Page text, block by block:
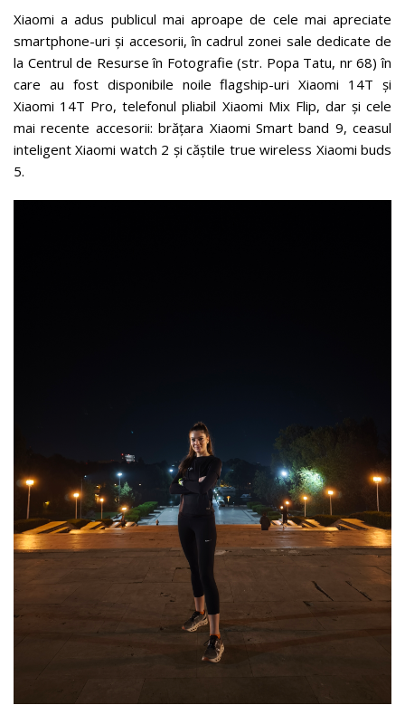
Xiaomi a adus publicul mai aproape de cele mai apreciate
smartphone-uri și accesorii, în cadrul zonei sale dedicate de
la Centrul de Resurse în Fotografie (str. Popa Tatu, nr 68) în
care au fost disponibile noile flagship-uri Xiaomi 14T și
Xiaomi 14T Pro, telefonul pliabil Xiaomi Mix Flip, dar și cele
mai recente accesorii: brățara Xiaomi Smart band 9, ceasul
inteligent Xiaomi watch 2 și căștile true wireless Xiaomi buds
5.